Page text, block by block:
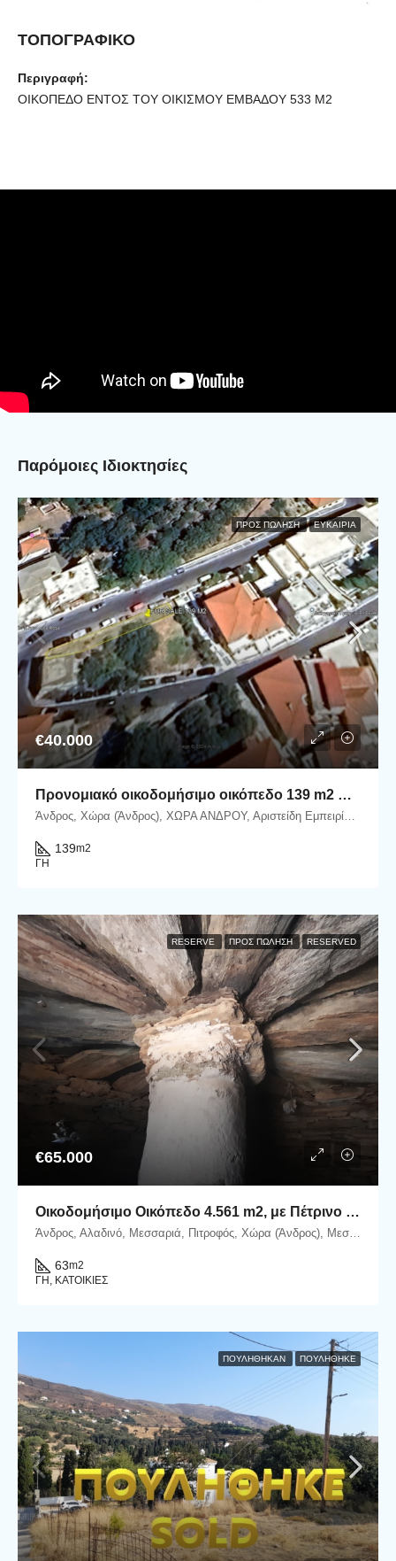
ΤΟΠΟΓΡΑΦΙΚΟ
Περιγραφή:
ΟΙΚΟΠΕΔΟ ΕΝΤΟΣ ΤΟΥ ΟΙΚΙΣΜΟΥ ΕΜΒΑΔΟΥ 533 Μ2
Παρόμοιες Ιδιοκτησίες
ΠΡΟΣ ΠΏΛΗΣΗ ΕΥΚΑΙΡΊΑ
€40.000
Προνομιακό οικοδομήσιμο οικόπεδο 139 m2 στην Χώρα Άνδρου.
Άνδρος, Χώρα (Άνδρος), ΧΩΡΑ ΑΝΔΡΟΥ, Αριστείδη Εμπειρίκου, Άνδρος, Δήμος Άνδρου, Περιφερειακή Ενότητα Άνδρου, Περιφέρεια Νοτίου Αιγαίου, Αποκεντρωμένη Διοίκηση Αιγαίου, 845 00, Ελλάδα
139m2
ΓΗ
RESERVE ΠΡΟΣ ΠΏΛΗΣΗ RESERVED
€65.000
Οικοδομήσιμο Οικόπεδο 4.561 m2, με Πέτρινο Κονάκι 63 m2, στη Μεσσαριά Άνδρου
Άνδρος, Αλαδινό, Μεσσαριά, Πιτροφός, Χώρα (Άνδρος), Μεσαριά-Αλαδινό, Δήμος Άνδρου, Περιφερειακή Ενότητα Άνδρου, Περιφέρεια Νοτίου Αιγαίου, Αποκεντρωμένη Διοίκηση Αιγαίου, 845 00, Ελλάδα
63m2
ΓΗ, ΚΑΤΟΙΚΊΕΣ
ΠΟΥΛΉΘΗΚΑΝ ΠΟΥΛΗΘΗΚΕ